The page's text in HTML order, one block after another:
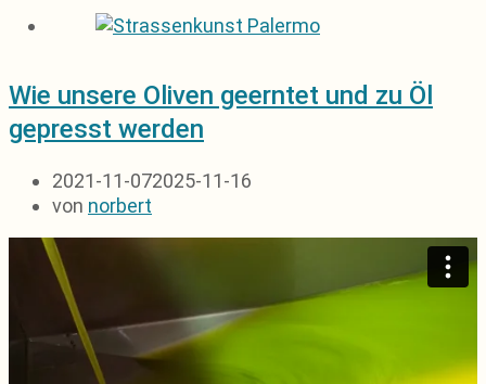
Wie unsere Oliven geerntet und zu Öl
gepresst werden
2021-11-072025-11-16
von norbert